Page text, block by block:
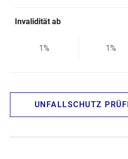
Invalidität ab
1% 1%
UNFALLSCHUTZ